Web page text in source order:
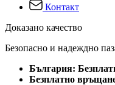
Контакт
Доказано качество
Безопасно и надеждно
България:
Безплатно